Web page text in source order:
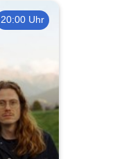
20:00 Uhr